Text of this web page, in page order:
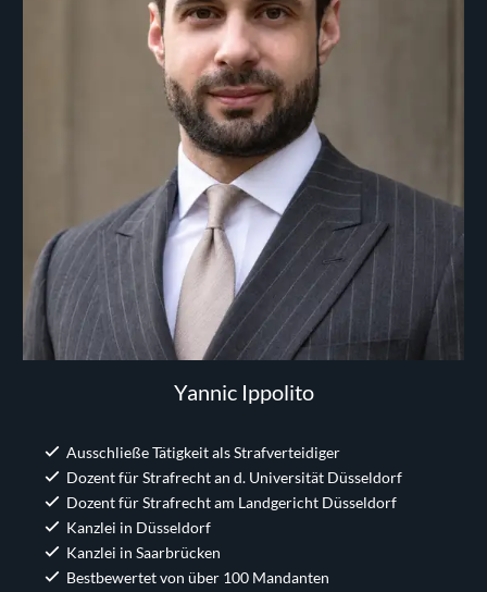
Yannic Ippolito
Ausschließe Tätigkeit als Strafverteidiger
Dozent für Strafrecht an d. Universität Düsseldorf
Dozent für Strafrecht am Landgericht Düsseldorf
Kanzlei in Düsseldorf
Kanzlei in Saarbrücken
Bestbewertet von über 100 Mandanten